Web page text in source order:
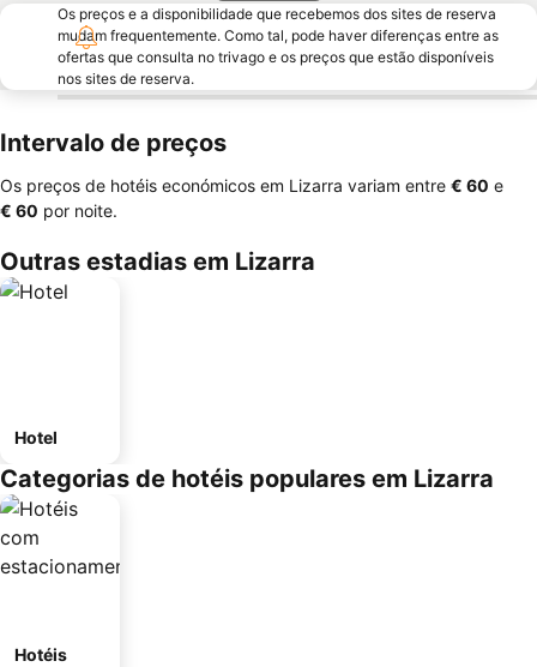
Os preços e a disponibilidade que recebemos dos sites de reserva
mudam frequentemente. Como tal, pode haver diferenças entre as
ofertas que consulta no trivago e os preços que estão disponíveis
nos sites de reserva.
Intervalo de preços
Os preços de hotéis económicos em Lizarra variam entre ‎€ 60 e
‎€ 60 por noite.
Outras estadias em Lizarra
Hotel
Categorias de hotéis populares em Lizarra
Hotéis